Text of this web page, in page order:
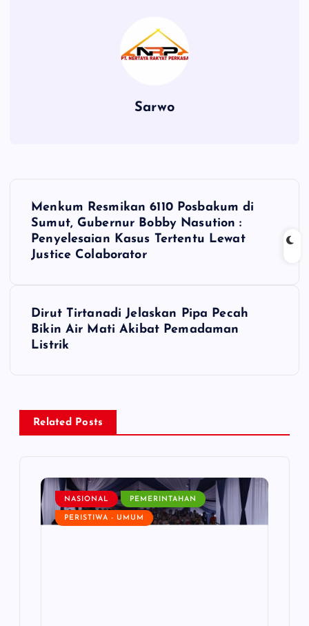
Sarwo
Menkum Resmikan 6110 Posbakum di
Sumut, Gubernur Bobby Nasution :
Penyelesaian Kasus Tertentu Lewat
Justice Colaborator
Dirut Tirtanadi Jelaskan Pipa Pecah
Bikin Air Mati Akibat Pemadaman
Listrik
Related Posts
NASIONAL PEMERINTAHAN
PERISTIWA - UMUM